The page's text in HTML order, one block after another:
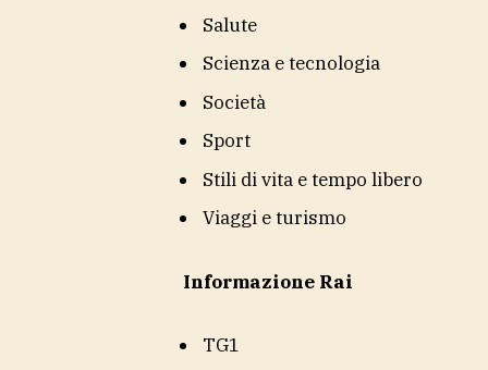
Salute
Scienza e tecnologia
Società
Sport
Stili di vita e tempo libero
Viaggi e turismo
Informazione Rai
TG1